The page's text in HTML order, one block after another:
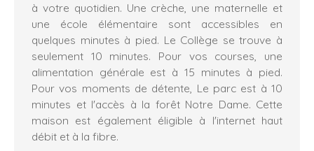
à votre quotidien. Une crèche, une maternelle et
une école élémentaire sont accessibles en
quelques minutes à pied. Le Collège se trouve à
seulement 10 minutes. Pour vos courses, une
alimentation générale est à 15 minutes à pied.
Pour vos moments de détente, Le parc est à 10
minutes et l'accès à la forêt Notre Dame. Cette
maison est également éligible à l'internet haut
débit et à la fibre.